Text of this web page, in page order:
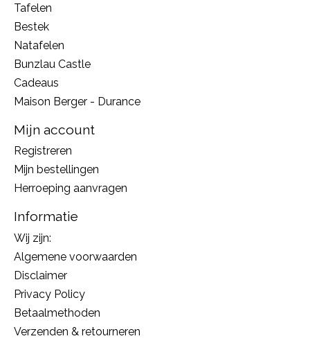
Tafelen
Bestek
Natafelen
Bunzlau Castle
Cadeaus
Maison Berger - Durance
Mijn account
Registreren
Mijn bestellingen
Herroeping aanvragen
Informatie
Wij zijn:
Algemene voorwaarden
Disclaimer
Privacy Policy
Betaalmethoden
Verzenden & retourneren